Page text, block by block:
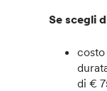
Se scegli
di €